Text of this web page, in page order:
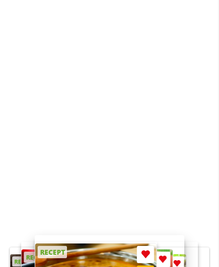
RECEPT
RECEPT
RECEPT
RECEPT
RECEPT